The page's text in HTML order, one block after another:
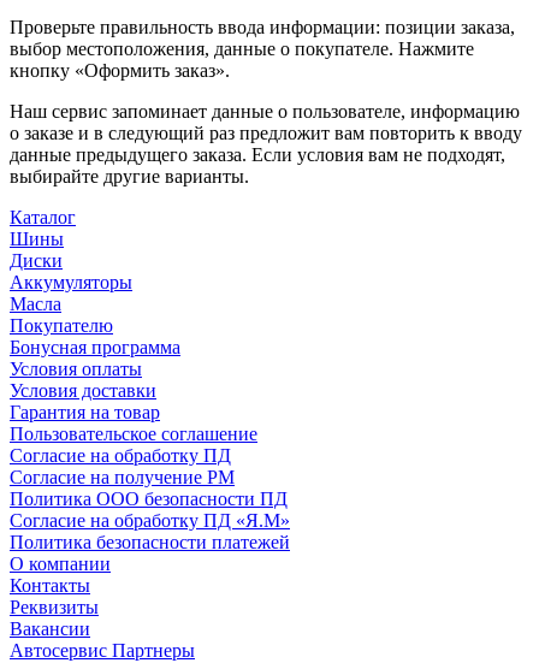
Проверьте правильность ввода информации: позиции заказа,
выбор местоположения, данные о покупателе. Нажмите
кнопку «Оформить заказ».
Наш сервис запоминает данные о пользователе, информацию
о заказе и в следующий раз предложит вам повторить к вводу
данные предыдущего заказа. Если условия вам не подходят,
выбирайте другие варианты.
Каталог
Шины
Диски
Аккумуляторы
Масла
Покупателю
Бонусная программа
Условия оплаты
Условия доставки
Гарантия на товар
Пользовательское соглашение
Согласие на обработку ПД
Согласие на получение РМ
Политика ООО безопасности ПД
Согласие на обработку ПД «Я.М»
Политика безопасности платежей
О компании
Контакты
Реквизиты
Вакансии
Автосервис Партнеры